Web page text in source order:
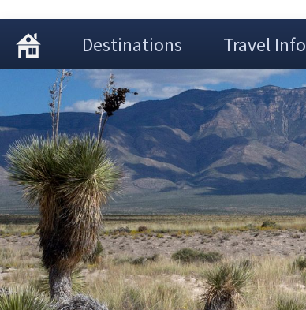
Destinations Travel Info